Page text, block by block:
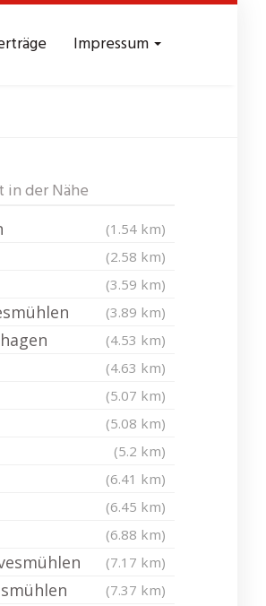
Impressum
der Nähe
(1.54 km)
(2.58 km)
(3.59 km)
(3.89 km)
(4.53 km)
(4.63 km)
(5.07 km)
(5.08 km)
(5.2 km)
(6.41 km)
(6.45 km)
(6.88 km)
(7.17 km)
(7.37 km)